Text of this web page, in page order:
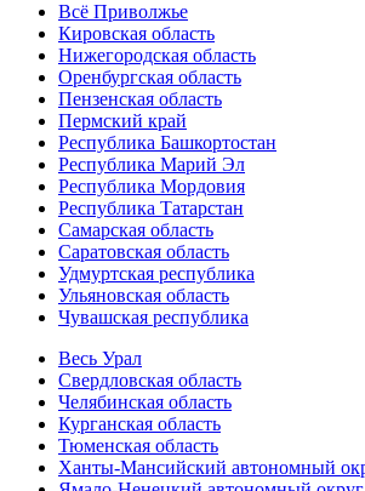
Всё Приволжье
Кировская область
Нижегородская область
Оренбургская область
Пензенская область
Пермский край
Республика Башкортостан
Республика Марий Эл
Республика Мордовия
Республика Татарстан
Самарская область
Саратовская область
Удмуртская республика
Ульяновская область
Чувашская республика
Весь Урал
Свердловская область
Челябинская область
Курганская область
Тюменская область
Ханты-Мансийский автономный